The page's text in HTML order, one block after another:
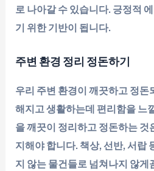
로 나아갈 수 있습니다. 긍정적
기 위한 기반이 됩니다.
주변 환경 정리 정돈하기
우리 주변 환경이 깨끗하고 정돈
해지고 생활하는데 편리함을 느
을 깨끗이 정리하고 정돈하는 것
지해야 합니다. 책상, 선반, 서랍
지 않는 물건들로 넘쳐나지 않게